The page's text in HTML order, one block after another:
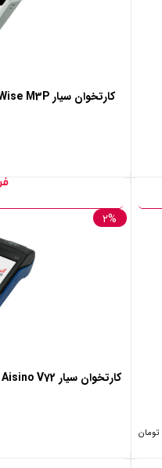
تومان
کارتخوان سیار Aisino V72 – آکبند + فعالسازی و کیف رایگان
۲%